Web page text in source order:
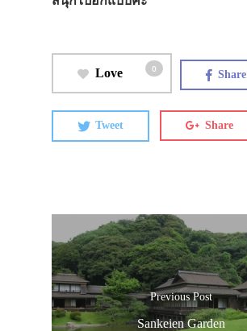
Love 0 Share
Tweet Share
Previous Post
Sankeien Garden